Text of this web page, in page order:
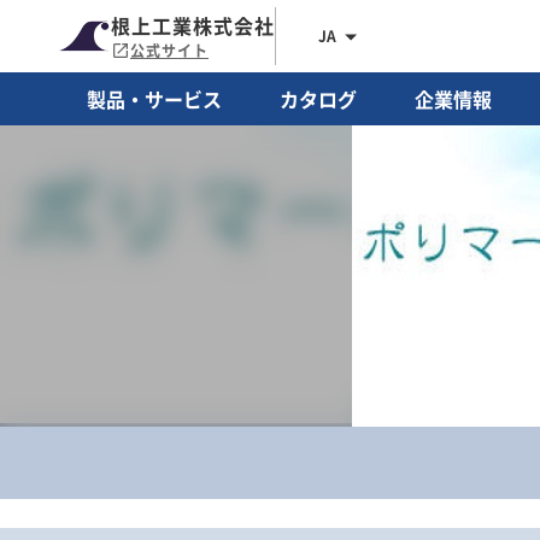
根上工業株式会社
公式サイト
JA
製品・サービス カタログ 企業情報